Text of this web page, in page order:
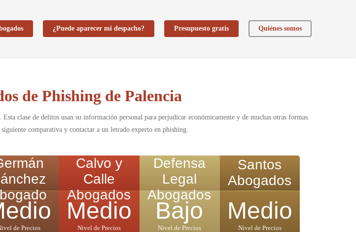
¿Puede aparecer mi despacho? Presupuesto gratis Quiénes somos
de Phishing de Palencia
clase de delitos usan su información personal para perjudicar económicamente y de muchas otras formas.
comparativa y contactar a un letrado experto en phishing.
de Precios
Calvo y
Calle
Abogados
Medio
Nivel de Precios
Defensa
Legal
Abogados
Bajo
Nivel de Precios
Santos
Abogados
Medio
Nivel de Precios